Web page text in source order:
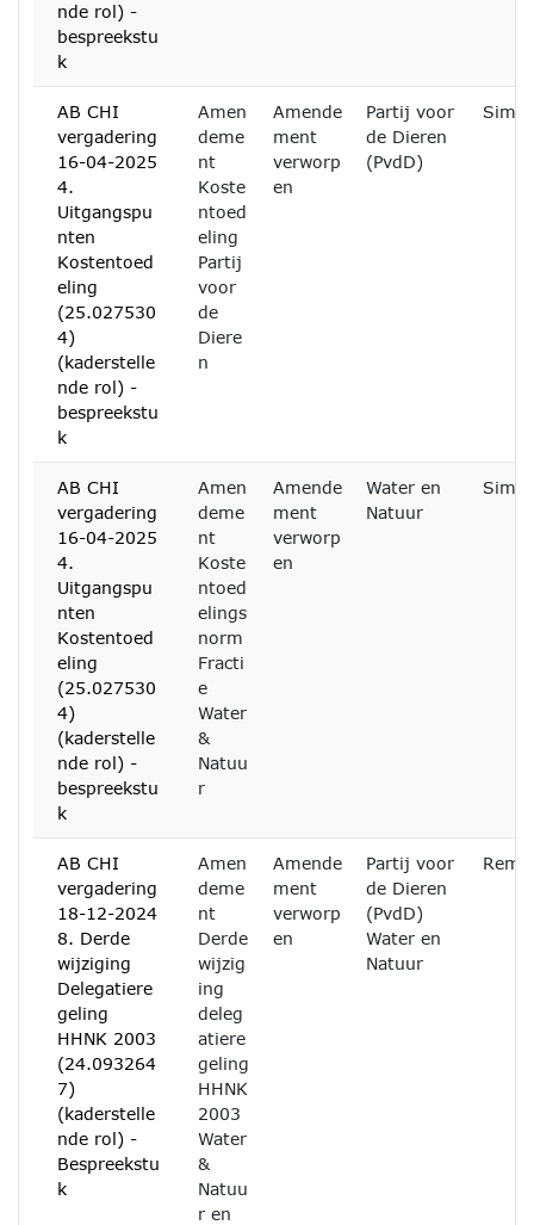
nde rol) -
bespreekstu
k
AB CHI
vergadering
16-04-2025
4.
Uitgangspu
nten
Kostentoed
eling
(25.027530
4)
(kaderstelle
nde rol) -
bespreekstu
k
Amen
deme
nt
Koste
ntoed
eling
Partij
voor
de
Diere
n
Amende
ment
verworp
en
Partij voor
de Dieren
(PvdD)
AB CHI
vergadering
16-04-2025
4.
Uitgangspu
nten
Kostentoed
eling
(25.027530
4)
(kaderstelle
nde rol) -
bespreekstu
k
Amen
deme
nt
Koste
ntoed
elings
norm
Fracti
e
Water
&
Natuu
r
Amende
ment
verworp
en
Water en
Natuur
AB CHI
vergadering
18-12-2024
8. Derde
wijziging
Delegatiere
geling
HHNK 2003
(24.093264
7)
(kaderstelle
nde rol) -
Bespreekstu
k
Amen
deme
nt
Derde
wijzig
ing
deleg
atiere
geling
HHNK
2003
Water
&
Natuu
r en
Amende
ment
verworp
en
Partij voor
de Dieren
(PvdD)
Water en
Natuur